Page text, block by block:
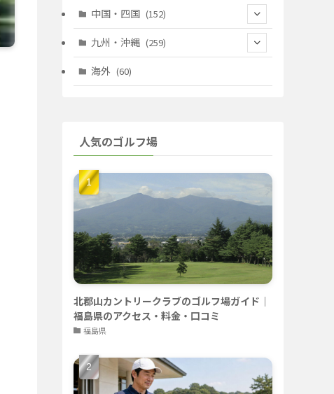
(35)
(30)
(9)
(114)
(72)
(14)
(103)
(83)
(11)
(78)
(40)
(59)
(39)
(25)
(30)
(139)
中国・四国 (152)
(7)
(39)
(40)
(9)
(14)
九州・沖縄 (259)
(28)
(22)
(40)
(23)
(22)
(26)
海外 (60)
人気のゴルフ場
北郡山カントリークラブのゴルフ場ガイド｜
福島県のアクセス・料金・口コミ
福島県